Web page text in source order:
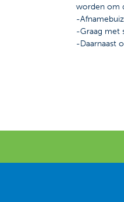
worden om
-
-Graag met
-Daarnaast